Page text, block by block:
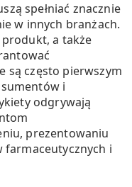
spełniać znacznie
w innych branżach.
a także
są często pierwszym
i
odgrywają
prezentowaniu
i